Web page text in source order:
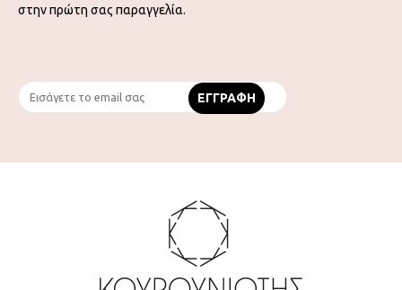
στην πρώτη σας παραγγελία.